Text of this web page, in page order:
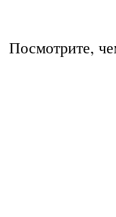
Посмотрите,